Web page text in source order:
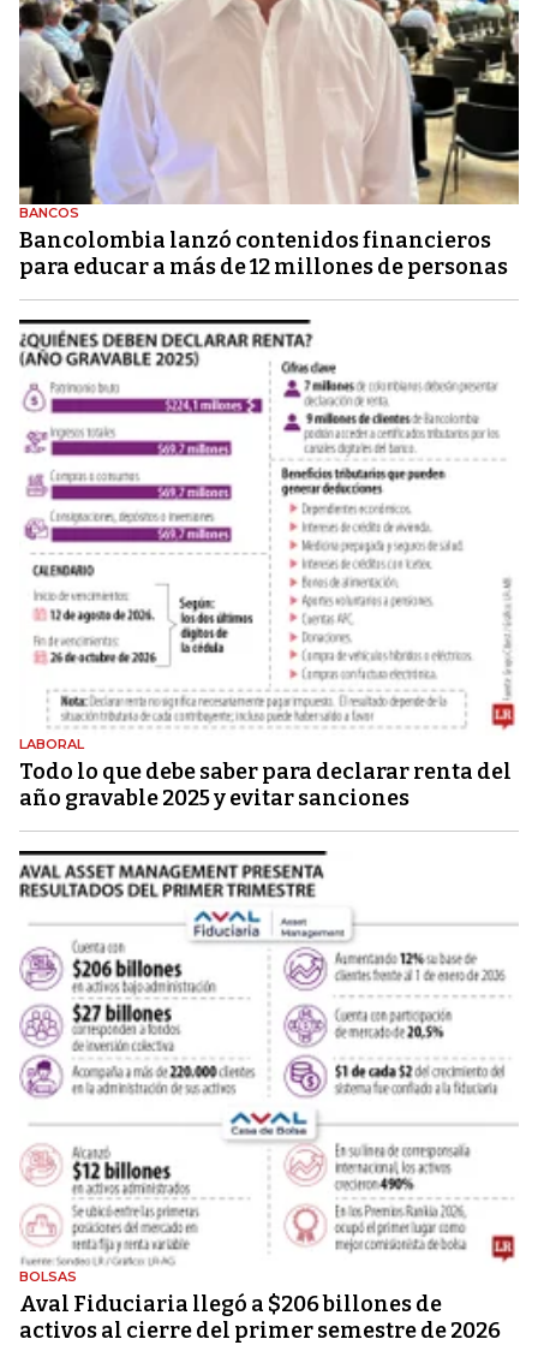
BANCOS
Bancolombia lanzó contenidos financieros
para educar a más de 12 millones de personas
LABORAL
Todo lo que debe saber para declarar renta del
año gravable 2025 y evitar sanciones
BOLSAS
Aval Fiduciaria llegó a $206 billones de
activos al cierre del primer semestre de 2026